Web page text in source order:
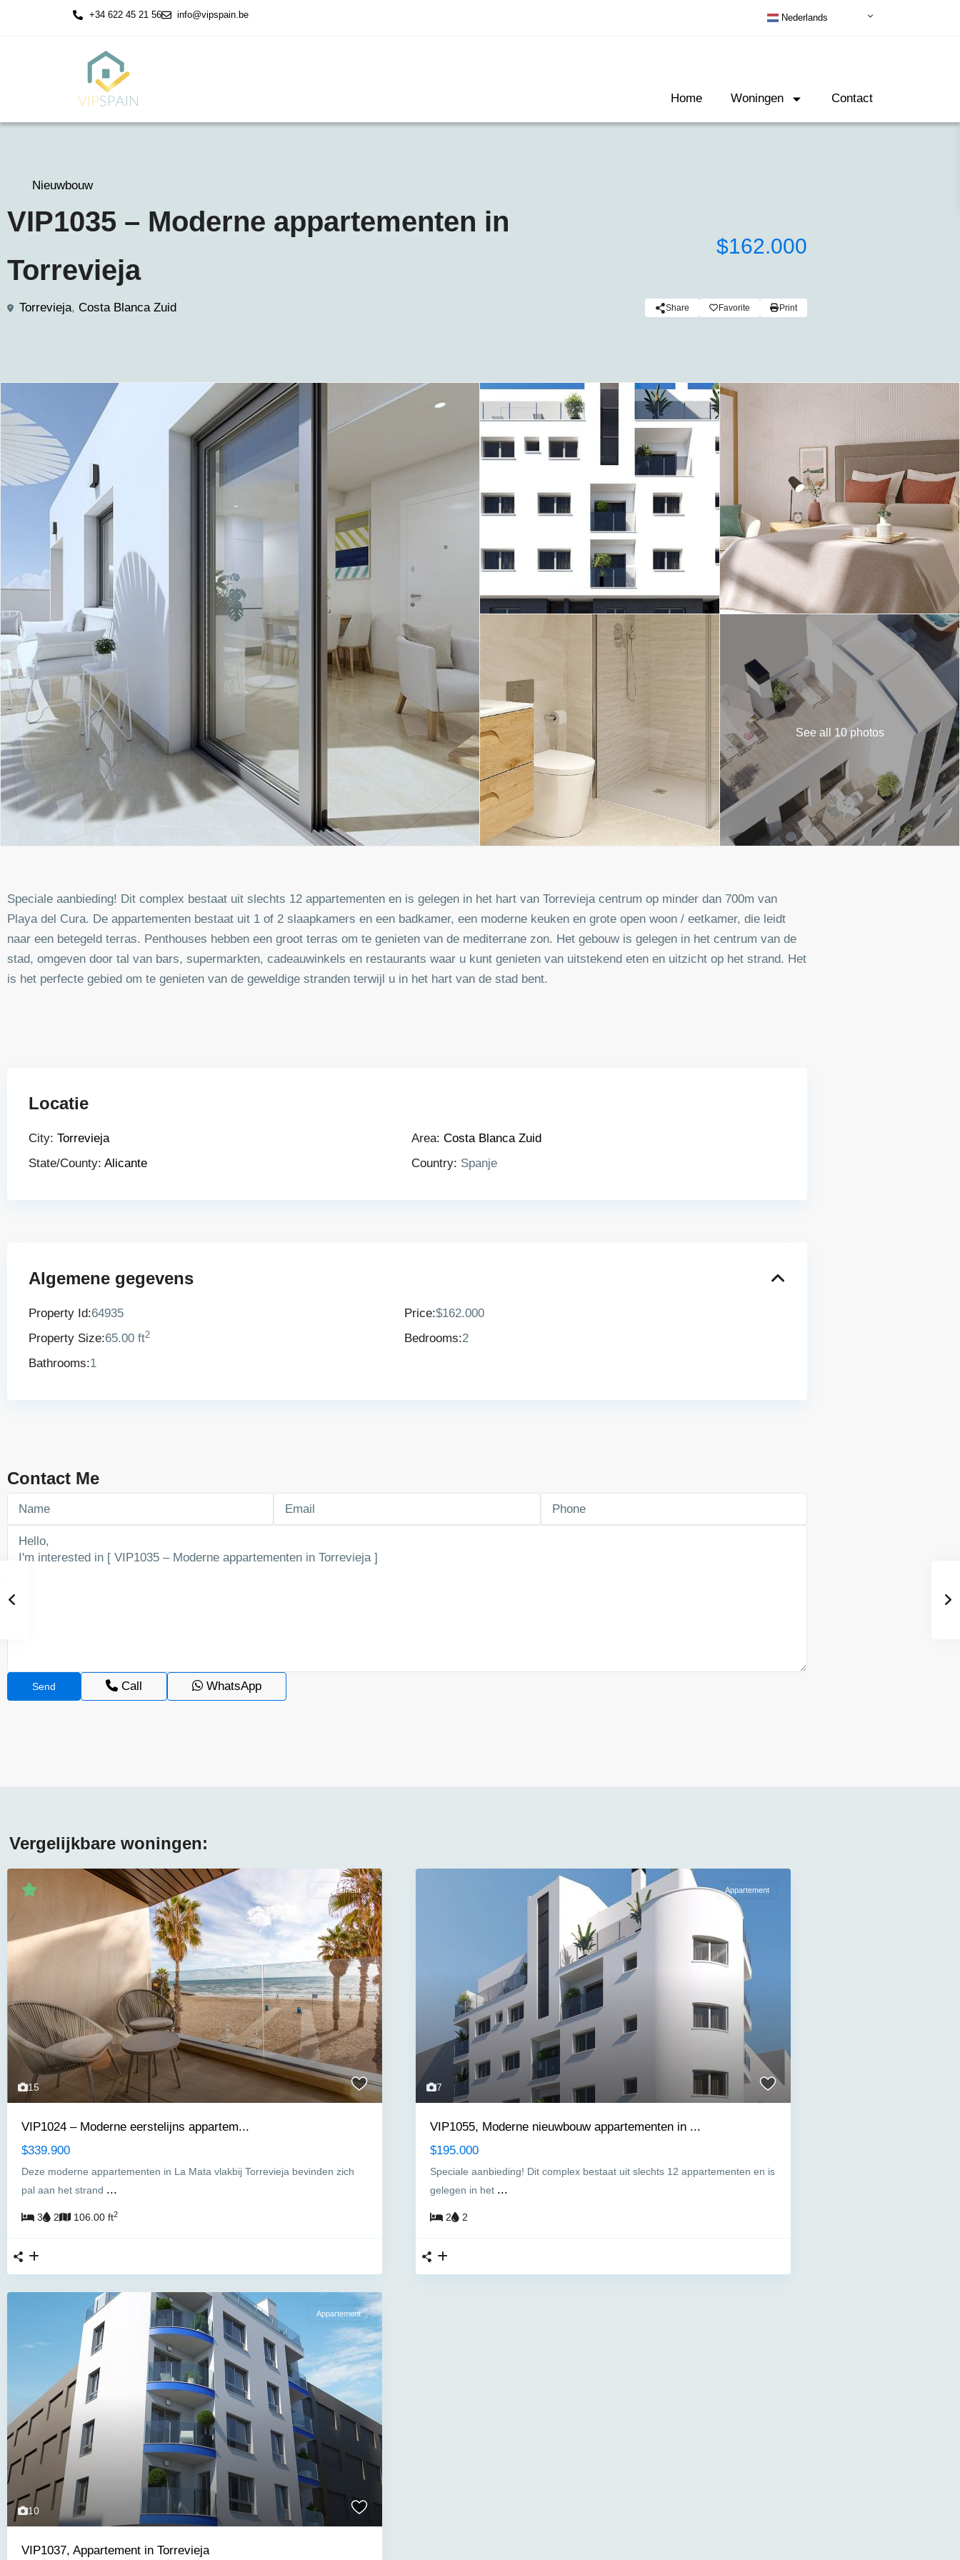
+34 622 45 21 56 info@vipspain.be Nederlands
Home Woningen Contact
Nieuwbouw
VIP1035 – Moderne appartementen in
Torrevieja
$162.000
Torrevieja, Costa Blanca Zuid Share Favorite Print
See all 10 photos
Speciale aanbieding! Dit complex bestaat uit slechts 12 appartementen en is gelegen in het hart van Torrevieja centrum op minder dan 700m van
Playa del Cura. De appartementen bestaat uit 1 of 2 slaapkamers en een badkamer, een moderne keuken en grote open woon / eetkamer, die leidt
naar een betegeld terras. Penthouses hebben een groot terras om te genieten van de mediterrane zon. Het gebouw is gelegen in het centrum van de
stad, omgeven door tal van bars, supermarkten, cadeauwinkels en restaurants waar u kunt genieten van uitstekend eten en uitzicht op het strand. Het
is het perfecte gebied om te genieten van de geweldige stranden terwijl u in het hart van de stad bent.
Locatie
City: Torrevieja Area: Costa Blanca Zuid
State/County: Alicante Country: Spanje
Algemene gegevens
Property Id:64935 Price:$162.000
Property Size:65.00 ft2 Bedrooms:2
Bathrooms:1
Contact Me
Call WhatsApp
Vergelijkbare woningen:
15
Appartement
VIP1024 – Moderne eerstelijns appartem...
$339.900
Deze moderne appartementen in La Mata vlakbij Torrevieja bevinden zich
pal aan het strand ...
3 2 106.00 ft2
7
Appartement
VIP1055, Moderne nieuwbouw appartementen in ...
$195.000
Speciale aanbieding! Dit complex bestaat uit slechts 12 appartementen en is
gelegen in het ...
2 2
10
Appartement
VIP1037, Appartement in Torrevieja